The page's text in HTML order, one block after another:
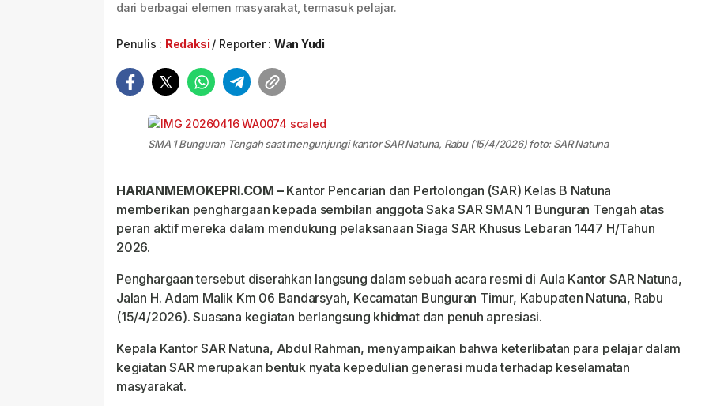
dari berbagai elemen masyarakat, termasuk pelajar.
Penulis : Redaksi Reporter : Wan Yudi
SMA 1 Bunguran Tengah saat mengunjungi kantor SAR Natuna, Rabu (15/4/2026) foto: SAR Natuna
HARIANMEMOKEPRI.COM –Kantor Pencarian dan Pertolongan (SAR) Kelas B Natuna
memberikan penghargaan kepada sembilan anggota Saka SAR SMAN 1 Bunguran Tengah atas
peran aktif mereka dalam mendukung pelaksanaan Siaga SAR Khusus Lebaran 1447 H/Tahun
2026.
Penghargaan tersebut diserahkan langsung dalam sebuah acara resmi di Aula Kantor SAR Natuna,
Jalan H. Adam Malik Km 06 Bandarsyah, Kecamatan Bunguran Timur, Kabupaten Natuna, Rabu
(15/4/2026). Suasana kegiatan berlangsung khidmat dan penuh apresiasi.
Kepala Kantor SAR Natuna, Abdul Rahman, menyampaikan bahwa keterlibatan para pelajar dalam
kegiatan SAR merupakan bentuk nyata kepedulian generasi muda terhadap keselamatan
masyarakat.